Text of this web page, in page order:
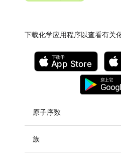
下载化学应用程序以查看有关
下载于
App Store
穿上它
原子序数
族